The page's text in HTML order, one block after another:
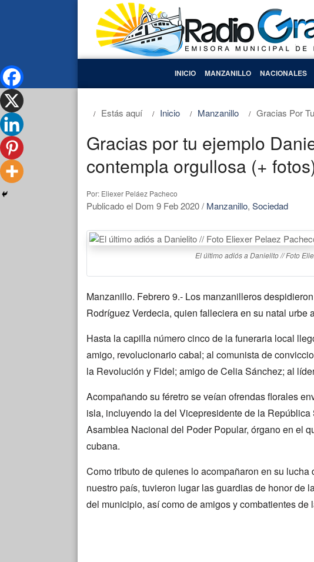
INICIO MANZANILLO NACIONALES
Estás aquí Inicio Manzanillo Gracias Por
Gracias por tu ejemplo
contempla orgullosa (+
Por: Eliexer Peláez Pacheco
Publicado el Dom 9 Feb 2020/ Manzanillo, Sociedad
El último adiós a Danielito // Foto
Manzanillo. Febrero 9.- Los manzanilleros
Rodríguez Verdecia, quien falleciera en su natal urbe
Hasta la capilla número cinco de la funeraria local
amigo, revolucionario cabal; al comunista de
la Revolución y Fidel; amigo de Celia Sánchez; al
Acompañando su féretro se veían ofrendas florales
isla, incluyendo la del Vicepresidente de la
Asamblea Nacional del Poder Popular, órgano en el
cubana.
Como tributo de quienes lo acompañaron en su
nuestro país, tuvieron lugar las guardias de honor de
del municipio, así como de amigos y combatientes de